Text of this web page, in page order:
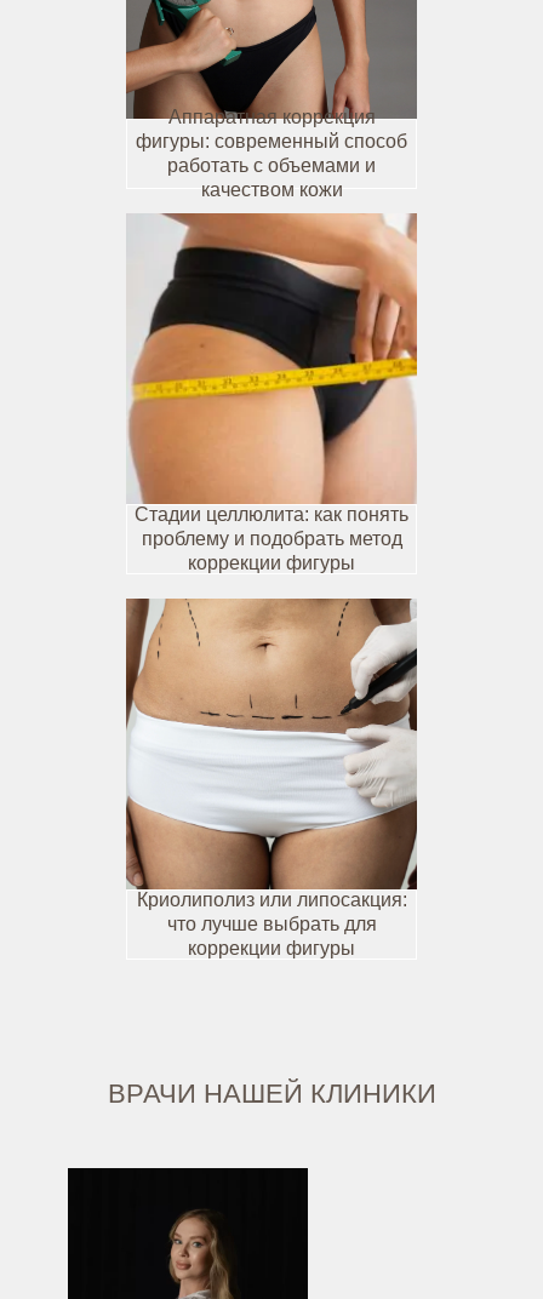
Аппаратная коррекция
фигуры: современный способ
работать с объемами и
качеством кожи
Стадии целлюлита: как понять
проблему и подобрать метод
коррекции фигуры
Криолиполиз или липосакция:
что лучше выбрать для
коррекции фигуры
ВРАЧИ НАШЕЙ КЛИНИКИ